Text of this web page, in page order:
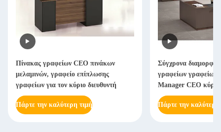
Πίνακας γραφείων CEO πινάκων
μελαμινών, γραφείο επίπλωσης
γραφείων για τον κύριο διευθυντή
Πάρτε την καλύτερη τιμή
Σύγχρονα
γραφείων γραφείων
Manager CEO
Πάρτε την καλύτερη